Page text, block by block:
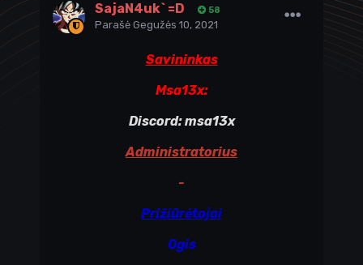
SajaN4uk` =D 58
Parašė Gegužės 10, 2021
Savininkas
Msa13x:
Discord: msa13x
Administratorius
-
Prižiūrėtojai
Ogis